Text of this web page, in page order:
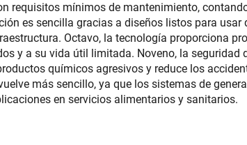
requisitos mínimos de mantenimiento,
es sencilla gracias a diseños listos para
Octavo, la tecnología proporciona
y a su vida útil limitada. Noveno, la seguridad
químicos agresivos y reduce los
más sencillo, ya que los sistemas de
en servicios alimentarios y sanitarios.